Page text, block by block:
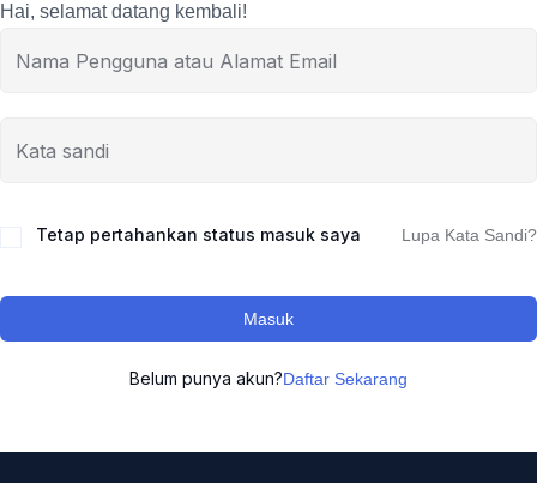
Hai, selamat datang kembali!
Tetap pertahankan status masuk saya Lupa Kata Sandi?
Masuk
Belum punya akun?Daftar Sekarang